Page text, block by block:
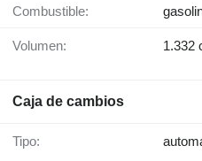
Combustible:
Volumen: 1.332
Caja de cambios
Tipo: